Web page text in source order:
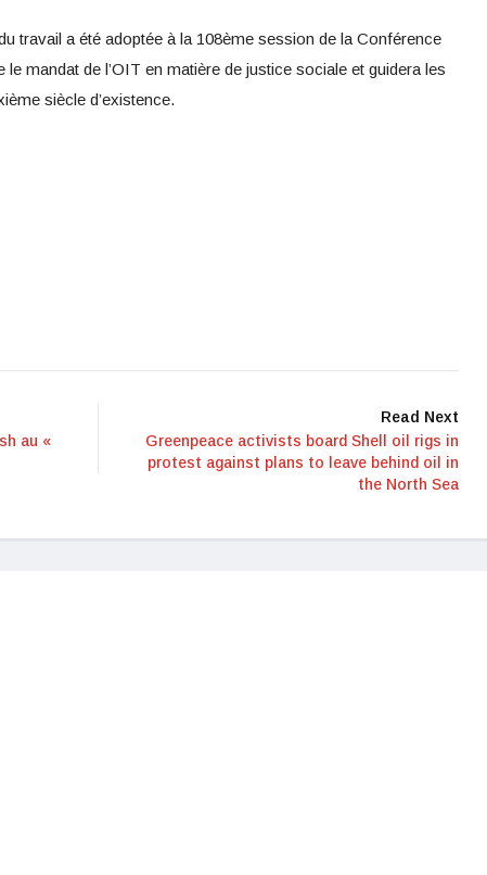
travail a été adoptée à la 108ème session de la Conférence
mandat de l’OIT en matière de justice sociale et guidera les
siècle d’existence.
au «
Read Next
Greenpeace activists board Shell oil rigs in
protest against plans to leave behind oil in
the North Sea